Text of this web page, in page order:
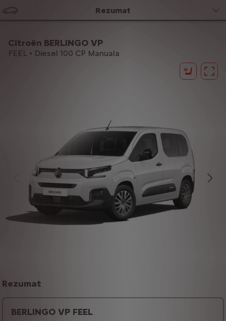
Rezumat
Citroën BERLINGO VP
FEEL • Diesel 100 CP Manuala
Rezumat
BERLINGO VP FEEL